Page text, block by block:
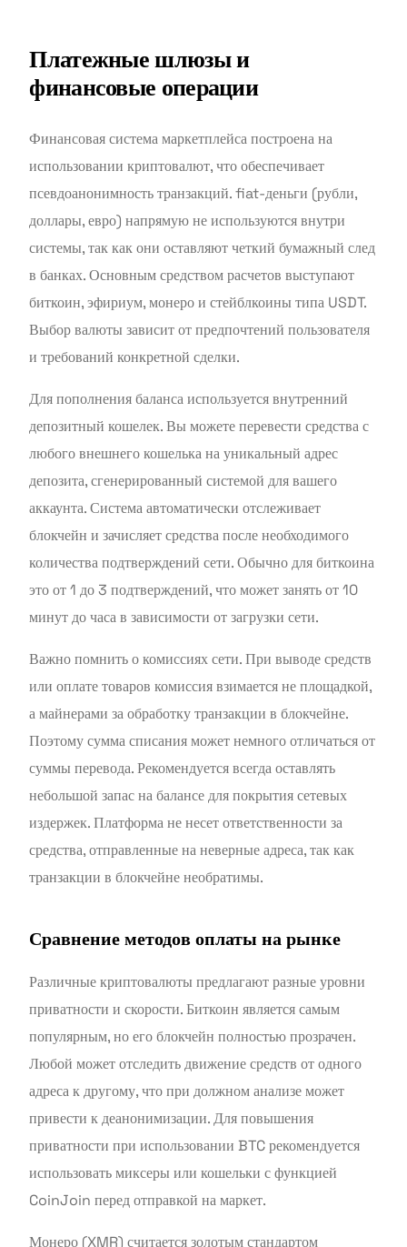
Платежные шлюзы и
финансовые операции
Финансовая система маркетплейса построена на
использовании криптовалют, что обеспечивает
псевдоанонимность транзакций. fiat-деньги (рубли,
доллары, евро) напрямую не используются внутри
системы, так как они оставляют четкий бумажный след
в банках. Основным средством расчетов выступают
биткоин, эфириум, монеро и стейблкоины типа USDT.
Выбор валюты зависит от предпочтений пользователя
и требований конкретной сделки.
Для пополнения баланса используется внутренний
депозитный кошелек. Вы можете перевести средства с
любого внешнего кошелька на уникальный адрес
депозита, сгенерированный системой для вашего
аккаунта. Система автоматически отслеживает
блокчейн и зачисляет средства после необходимого
количества подтверждений сети. Обычно для биткоина
это от 1 до 3 подтверждений, что может занять от 10
минут до часа в зависимости от загрузки сети.
Важно помнить о комиссиях сети. При выводе средств
или оплате товаров комиссия взимается не площадкой,
а майнерами за обработку транзакции в блокчейне.
Поэтому сумма списания может немного отличаться от
суммы перевода. Рекомендуется всегда оставлять
небольшой запас на балансе для покрытия сетевых
издержек. Платформа не несет ответственности за
средства, отправленные на неверные адреса, так как
транзакции в блокчейне необратимы.
Сравнение методов оплаты на рынке
Различные криптовалюты предлагают разные уровни
приватности и скорости. Биткоин является самым
популярным, но его блокчейн полностью прозрачен.
Любой может отследить движение средств от одного
адреса к другому, что при должном анализе может
привести к деанонимизации. Для повышения
приватности при использовании BTC рекомендуется
использовать миксеры или кошельки с функцией
CoinJoin перед отправкой на маркет.
Монеро (XMR) считается золотым стандартом